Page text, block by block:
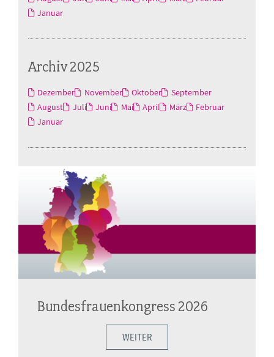
Januar
Archiv 2025
Dezember November Oktober
September
August
Juli Juni Mai April März
Februar
Januar
Bundesfrauenkongress 2026
WEITER